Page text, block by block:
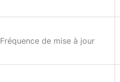
Fréquence de mise à jour